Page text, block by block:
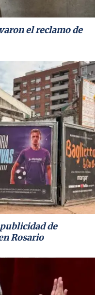
el reclamo de
de
Rosario